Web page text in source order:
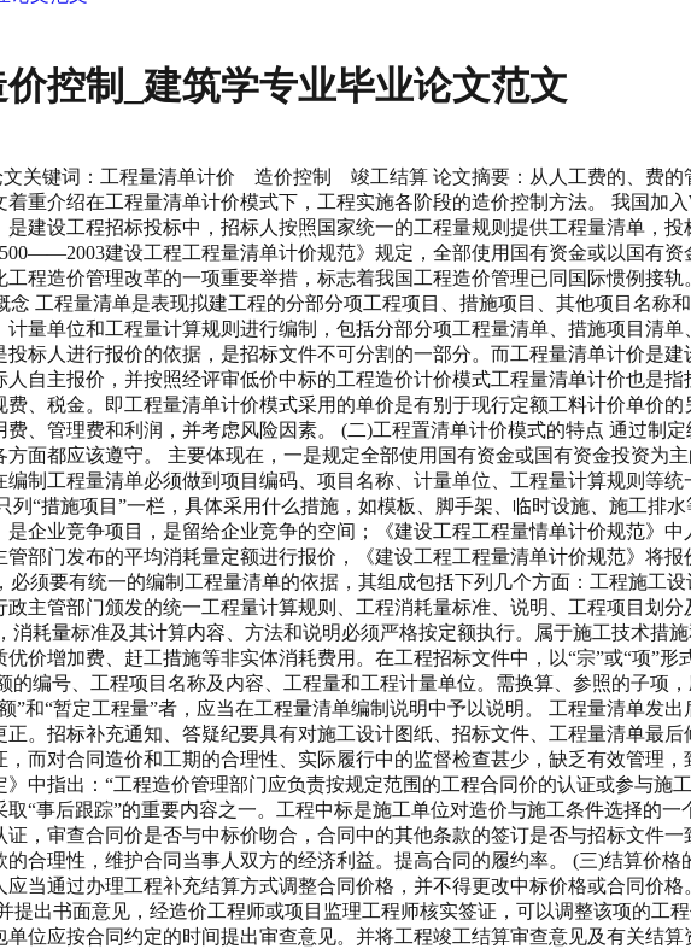
控制_建筑学专业毕业论文范文
关键词：工程量清单计价 造价控制 竣工结算 论文摘要：从人工费的、费的
重介绍在工程量清单计价模式下，工程实施各阶段的造价控制方法。 我国加
建设工程招标投标中，招标人按照国家统一的工程量规则提供工程量清单，
建设工程工程量清单计价规范》规定，全部使用国有资金或以国有资
程造价管理改革的一项重要举措，标志着我国工程造价管理已同国际惯例接
工程量清单是表现拟建工程的分部分项工程项目、措施项目、其他项目名称
量单位和工程量计算规则进行编制，包括分部分项工程量清单、措施项目清
标人进行报价的依据，是招标文件不可分割的一部分。而工程量清单计价是
自主报价，并按照经评审低价中标的工程造价计价模式工程量清单计价也是
、税金。即工程量清单计价模式采用的单价是有别于现行定额工料计价单价
、管理费和利润，并考虑风险因素。 (二)工程置清单计价模式的特点 通过制
面都应该遵守。 主要体现在，一是规定全部使用国有资金或国有资金投资为
制工程量清单必须做到项目编码、项目名称、计量单位、工程量计算规则等
“措施项目”一栏，具体采用什么措施，如模板、脚手架、临时设施、施工排
企业竞争项目，是留给企业竞争的空间；《建设工程工程量情单计价规范》
部门发布的平均消耗量定额进行报价，《建设工程工程量清单计价规范》将
须要有统一的编制工程量清单的依据，其组成包括下列几个方面：工程施工
主管部门颁发的统一工程量计算规则、工程消耗量标准、说明、工程项目划
耗量标准及其计算内容、方法和说明必须严格按定额执行。属于施工技术措
价增加费、赶工措施等非实体消耗费用。在工程招标文件中，以“宗”或“项”形
编号、工程项目名称及内容、工程量和工程计量单位。需换算、参照的子项，
和“暂定工程量”者，应当在工程量清单编制说明中予以说明。 工程量清单发
。招标补充通知、答疑纪要具有对施工设计图纸、招标文件、工程量清单最
而对合同造价和工期的合理性、实际履行中的监督检查甚少，缺乏有效管理
中指出：“工程造价管理部门应负责按规定范围的工程合同价的认证或参与施
“事后跟踪”的重要内容之一。工程中标是施工单位对造价与施工条件选择的一
，审查合同价是否与中标价吻合，合同中的其他条款的签订是否与招标文件
合理性，维护合同当事人双方的经济利益。提高合同的履约率。 (三)结算价
当通过办理工程补充结算方式调整合同价格，并不得更改中标价格或合同价
出书面意见，经造价工程师或项目监理工程师核实签证，可以调整该项的工
位应按合同约定的时间提出审查意见。并将工程竣工结算审查意见及有关结